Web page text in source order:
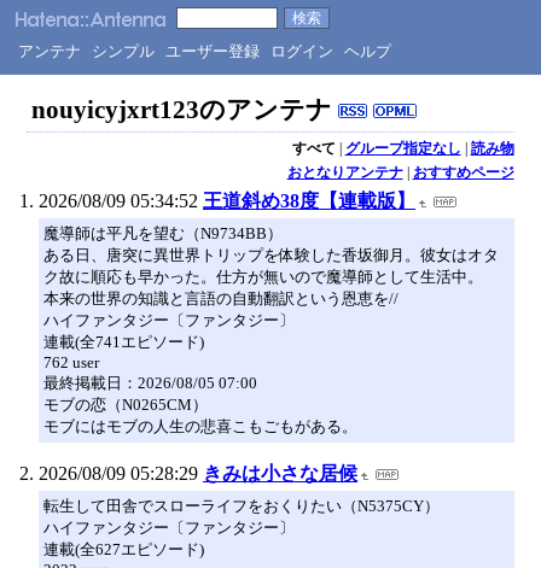
アンテナ シンプル ユーザー登録 ログイン ヘルプ
nouyicyjxrt123のアンテナ
すべて | グループ指定なし | 読み物
おとなりアンテナ| おすすめページ
2026/08/09 05:34:52 王道斜め38度【連載版】
魔導師は平凡を望む（N9734BB）
ある日、唐突に異世界トリップを体験した香坂御月。彼女はオタ
ク故に順応も早かった。仕方が無いので魔導師として生活中。
本来の世界の知識と言語の自動翻訳という恩恵を//
ハイファンタジー〔ファンタジー〕
連載(全741エピソード)
762 user
最終掲載日：2026/08/05 07:00
モブの恋（N0265CM）
モブにはモブの人生の悲喜こもごもがある。
2026/08/09 05:28:29 きみは小さな居候
転生して田舎でスローライフをおくりたい（N5375CY）
ハイファンタジー〔ファンタジー〕
連載(全627エピソード)